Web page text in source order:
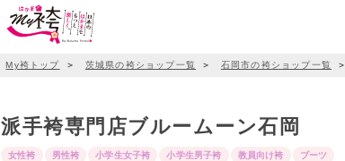
My袴トップ ＞ 茨城県の袴ショップ一覧 ＞ 石岡市の袴ショップ一覧 ＞
派手袴専門店ブルームーン石岡
女性袴 男性袴 小学生女子袴 小学生男子袴 教員向け袴 ブーツ